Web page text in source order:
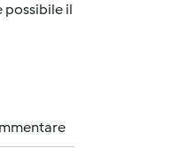
possibile il